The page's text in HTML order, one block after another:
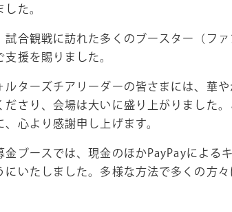
た。
試合観戦に訪れた多くのブースター（フ
援を賜りました。
ルターズチアリーダーの皆さまには、華
ださり、会場は大いに盛り上がりました
、心より感謝申し上げます。
金ブースでは、現金のほかPayPayによる
にいたしました。多様な方法で多くの方